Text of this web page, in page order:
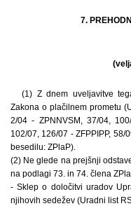
7.
(1) Z dnem uveljavitve
Zakona o plačilnem prometu
2/04 - ZPNNVSM, 37/04,
102/07, 126/07 - ZFPPIPP,
besedilu: ZPlaP).
(2) Ne glede na prejšnji
na podlagi 73. in 74. člena
- Sklep o določitvi uradov
njihovih sedežev (Uradni list